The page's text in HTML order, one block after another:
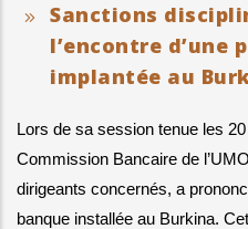
Sanctions
l’encontre d’une
implantée au
Lors de sa session tenue les
Commission Bancaire de
dirigeants concernés, a
banque installée au Burkina.